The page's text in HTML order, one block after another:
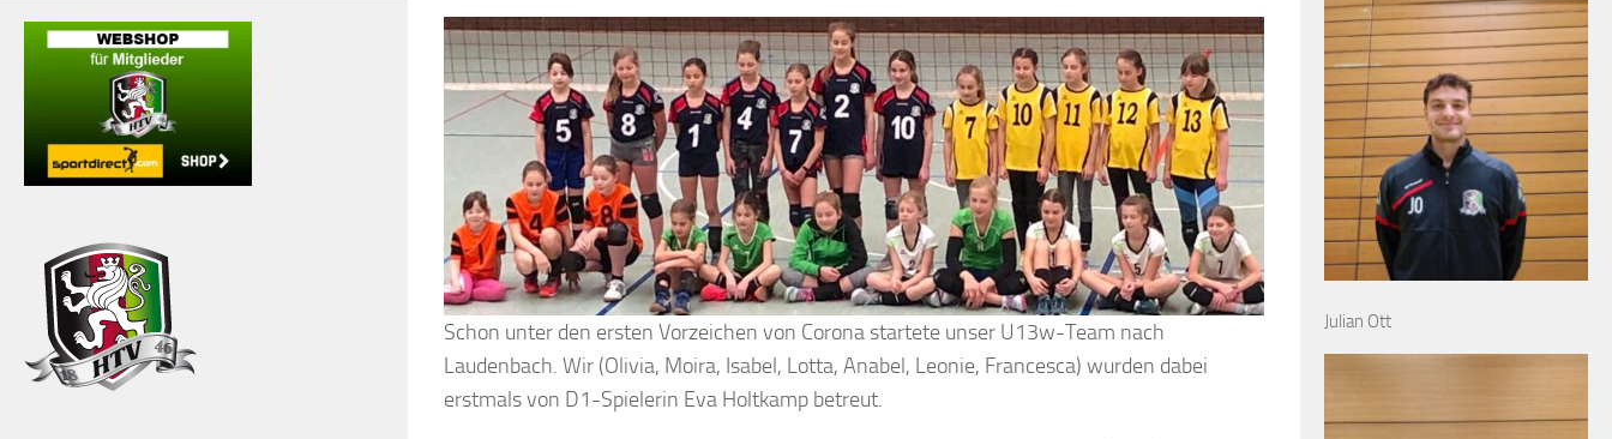
Schon unter den ersten Vorzeichen von Corona startete unser U13w-Team nach
Laudenbach. Wir (Olivia, Moira, Isabel, Lotta, Anabel, Leonie, Francesca) wurden dabei
erstmals von D1-Spielerin Eva Holtkamp betreut.
Julian Ott